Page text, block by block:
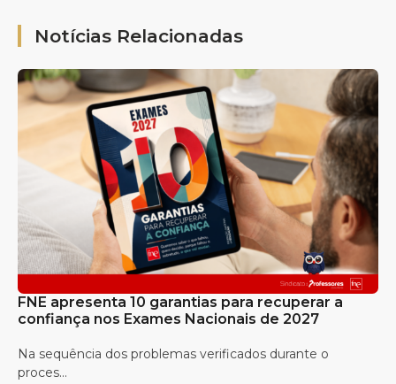
Notícias Relacionadas
FNE apresenta 10 garantias para recuperar a
confiança nos Exames Nacionais de 2027
Na sequência dos problemas verificados durante o
proces...